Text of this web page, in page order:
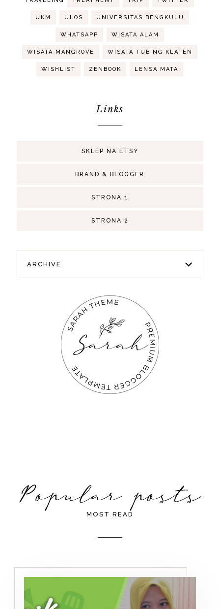
UKM ULOS UNIVERSITAS BENGKULU
WHATSAPP WISATA ALAM
WISATA MANGROVE WISATA TUBING KLATEN
WISHLIST ZENBOOK LENSA MATA
Links
SKLEP NA ETSY
BRAND & BLOGGER
STRONA 1
STRONA 2
ARCHIVE
MOST READ